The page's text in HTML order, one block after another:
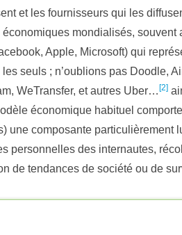
et les fournisseurs qui les
mondialisés, souvent
Apple, Microsoft) qui
seuls ; n’oublions pas Doodle,
WeTransfer, et autres Uber…[2]
économique habituel
une composante particulièrement
personnelles des internautes,
de tendances de société ou de